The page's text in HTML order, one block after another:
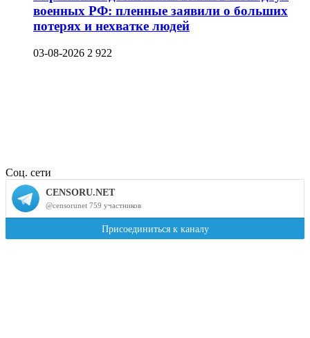
военных РФ: пленные заявили о больших
потерях и нехватке людей
03-08-2026 2 922
Соц. сети